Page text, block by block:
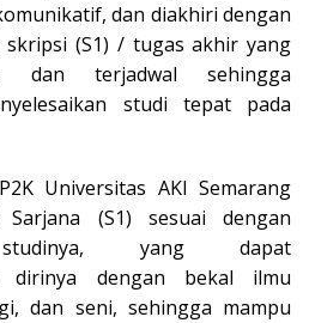
dan diakhiri dengan
(S1) / tugas akhir yang
dan terjadwal sehingga
studi tepat pada
Universitas AKI Semarang
Sarjana (S1) sesuai dengan
studinya, yang dapat
dirinya dengan bekal ilmu
dan seni, sehingga mampu